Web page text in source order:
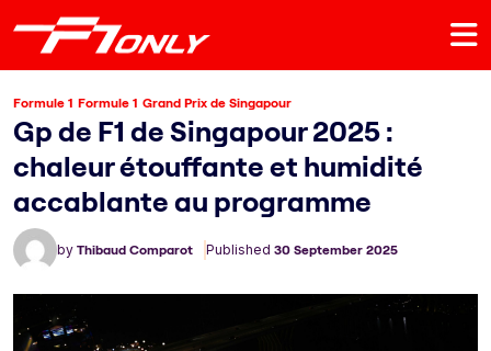
Formule 1 Formule 1 Grand Prix de Singapour
Gp de F1 de Singapour 2025 :
chaleur étouffante et humidité
accablante au programme
by Thibaud Comparot Published 30 September 2025